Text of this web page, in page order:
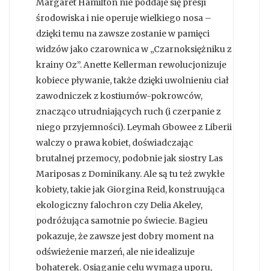
Margaret Hamilton nie poddaje się presji
środowiska i nie operuje wielkiego nosa –
dzięki temu na zawsze zostanie w pamięci
widzów jako czarownica w „Czarnoksiężniku z
krainy Oz”. Anette Kellerman rewolucjonizuje
kobiece pływanie, także dzięki uwolnieniu ciał
zawodniczek z kostiumów-pokrowców,
znacząco utrudniających ruch (i czerpanie z
niego przyjemności). Leymah Gbowee z Liberii
walczy o prawa kobiet, doświadczając
brutalnej przemocy, podobnie jak siostry Las
Mariposas z Dominikany. Ale są tu też zwykłe
kobiety, takie jak Giorgina Reid, konstruująca
ekologiczny falochron czy Delia Akeley,
podróżująca samotnie po świecie. Bagieu
pokazuje, że zawsze jest dobry moment na
odświeżenie marzeń, ale nie idealizuje
bohaterek. Osiąganie celu wymaga uporu,